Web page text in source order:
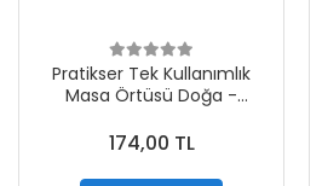
Pratikser Tek Kullanımlık
Masa Örtüsü Doğa -
174,00 TL